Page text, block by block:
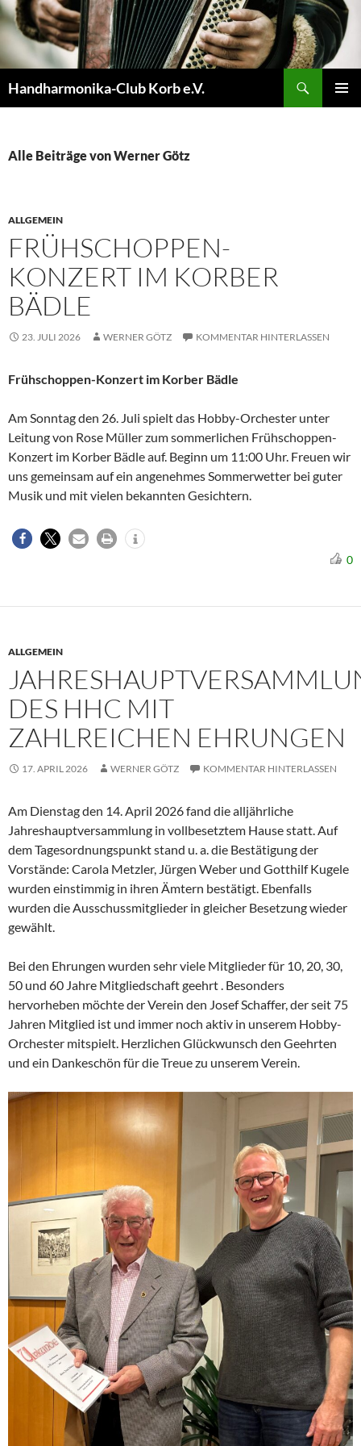
Zum
Inhalt
springen
Handharmonika-Club Korb e.V.
Alle Beiträge von Werner Götz
ALLGEMEIN
FRÜHSCHOPPEN-
KONZERT IM KORBER
BÄDLE
23. JULI 2026 WERNER GÖTZ KOMMENTAR HINTERLASSEN
Frühschoppen-Konzert im Korber Bädle
Am Sonntag den 26. Juli spielt das Hobby-Orchester unter
Leitung von Rose Müller zum sommerlichen Frühschoppen-
Konzert im Korber Bädle auf. Beginn um 11:00 Uhr. Freuen wir
uns gemeinsam auf ein angenehmes Sommerwetter bei guter
Musik und mit vielen bekannten Gesichtern.
0
ALLGEMEIN
DES HHC MIT
ZAHLREICHEN EHRUNGEN
17. APRIL 2026 WERNER GÖTZ KOMMENTAR HINTERLASSEN
Am Dienstag den 14. April 2026 fand die alljährliche
Jahreshauptversammlung in vollbesetztem Hause statt. Auf
dem Tagesordnungspunkt stand u. a. die Bestätigung der
Vorstände: Carola Metzler, Jürgen Weber und Gotthilf Kugele
wurden einstimmig in ihren Ämtern bestätigt. Ebenfalls
wurden die Ausschussmitglieder in gleicher Besetzung wieder
gewählt.
Bei den Ehrungen wurden sehr viele Mitglieder für 10, 20, 30,
50 und 60 Jahre Mitgliedschaft geehrt . Besonders
hervorheben möchte der Verein den Josef Schaffer, der seit 75
Jahren Mitglied ist und immer noch aktiv in unserem Hobby-
Orchester mitspielt. Herzlichen Glückwunsch den Geehrten
und ein Dankeschön für die Treue zu unserem Verein.